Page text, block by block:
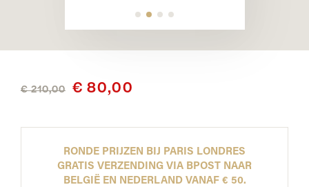
€ 210,00 € 80,00
RONDE PRIJZEN BIJ PARIS LONDRES
GRATIS VERZENDING VIA BPOST NAAR
BELGIË EN NEDERLAND VANAF € 50.